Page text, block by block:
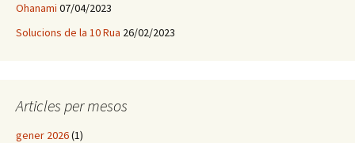
Ohanami 07/04/2023
Solucions de la 10 Rua 26/02/2023
Articles per mesos
gener 2026(1)